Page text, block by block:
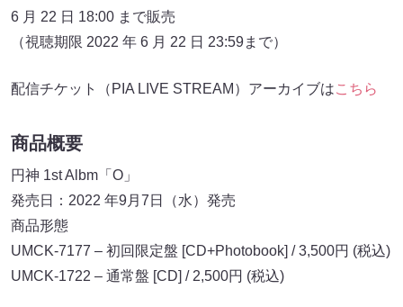
6 月 22 日 18:00 まで販売
（視聴期限 2022 年 6 月 22 日 23:59まで）
配信チケット（PIA LIVE STREAM）アーカイブはこちら
商品概要
円神 1st Albm「O」
発売日：2022 年9月7日（水）発売
商品形態
UMCK-7177 – 初回限定盤 [CD+Photobook] / 3,500円 (税込)
UMCK-1722 – 通常盤 [CD] / 2,500円 (税込)